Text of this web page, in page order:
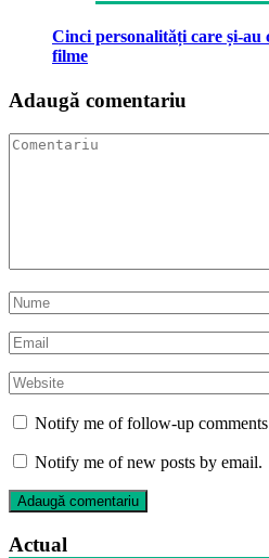
Cinci personalități care și-
filme
Adaugă comentariu
Notify me of follow-up
Notify me of new posts by email.
Actual